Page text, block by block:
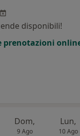
disponibili!
prenotazioni
Dom,
9 Ago
Lun,
10 Ago